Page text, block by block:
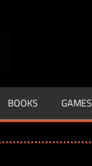
–
LIFE
BOOKS GAMES